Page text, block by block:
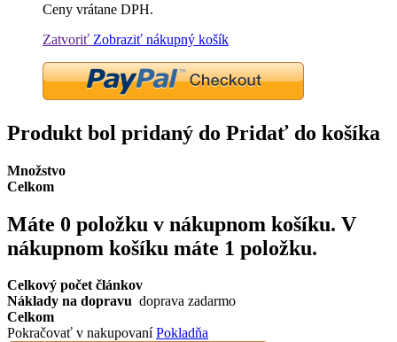
Ceny vrátane DPH.
Zatvoriť Zobraziť nákupný košík
Produkt bol pridaný do Pridať do košíka
Množstvo
Celkom
Máte 0 položku v nákupnom košíku. V
nákupnom košíku máte 1 položku.
Celkový počet článkov
Náklady na dopravu doprava zadarmo
Celkom
Pokračovať v nakupovaníPokladňa